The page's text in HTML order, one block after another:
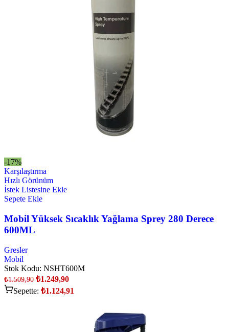
-17%
Karşılaştırma
Hızlı Görünüm
İstek Listesine Ekle
Sepete Ekle
Mobil Yüksek Sıcaklık Yağlama Sprey 280 Derece
600ML
Gresler
Mobil
Stok Kodu: NSHT600M
₺1.509,90 ₺1.249,90
Sepette: ₺1.124,91